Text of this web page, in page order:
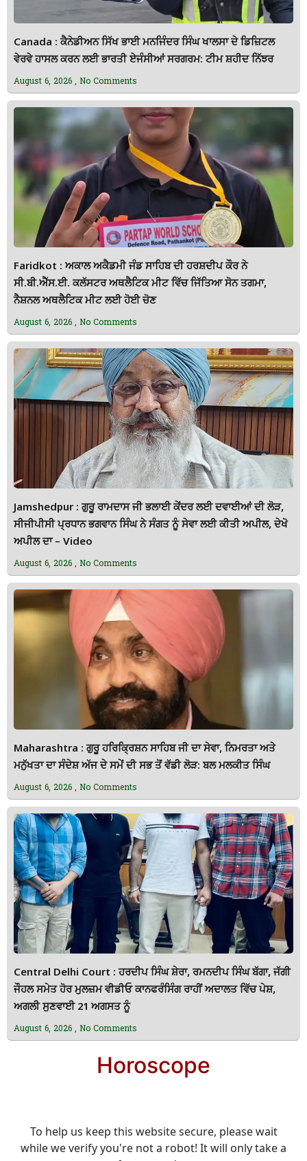
Canada : ਕੈਨੇਡੀਅਨ ਸਿੱਖ ਭਾਈ ਮਨਜਿੰਦਰ ਸਿੰਘ ਖਾਲਸਾ ਦੇ ਡਿਜ਼ਿਟਲ
ਵੇਰਵੇ ਹਾਸਲ ਕਰਨ ਲਈ ਭਾਰਤੀ ਏਜੰਸੀਆਂ ਸਰਗਰਮ: ਟੀਮ ਸ਼ਹੀਦ ਨਿੱਝਰ
August 6, 2026 No Comments
Faridkot : ਅਕਾਲ ਅਕੈਡਮੀ ਜੰਡ ਸਾਹਿਬ ਦੀ ਹਰਸ਼ਦੀਪ ਕੌਰ ਨੇ
ਸੀ.ਬੀ.ਐੱਸ.ਈ. ਕਲੱਸਟਰ ਅਥਲੈਟਿਕ ਮੀਟ ਵਿੱਚ ਜਿੱਤਿਆ ਸੋਨ ਤਗਮਾ,
ਨੈਸ਼ਨਲ ਅਥਲੈਟਿਕ ਮੀਟ ਲਈ ਹੋਈ ਚੋਣ
August 6, 2026 No Comments
Jamshedpur : ਗੁਰੂ ਰਾਮਦਾਸ ਜੀ ਭਲਾਈ ਕੇਂਦਰ ਲਈ ਦਵਾਈਆਂ ਦੀ ਲੋੜ,
ਸੀਜੀਪੀਸੀ ਪ੍ਰਧਾਨ ਭਗਵਾਨ ਸਿੰਘ ਨੇ ਸੰਗਤ ਨੂੰ ਸੇਵਾ ਲਈ ਕੀਤੀ ਅਪੀਲ, ਦੇਖੋ
ਅਪੀਲ ਦਾ – Video
August 6, 2026 No Comments
Maharashtra : ਗੁਰੂ ਹਰਿਕ੍ਰਿਸ਼ਨ ਸਾਹਿਬ ਜੀ ਦਾ ਸੇਵਾ, ਨਿਮਰਤਾ ਅਤੇ
ਮਨੁੱਖਤਾ ਦਾ ਸੰਦੇਸ਼ ਅੱਜ ਦੇ ਸਮੇਂ ਦੀ ਸਭ ਤੋਂ ਵੱਡੀ ਲੋੜ: ਬਲ ਮਲਕੀਤ ਸਿੰਘ
August 6, 2026 No Comments
Central Delhi Court : ਹਰਦੀਪ ਸਿੰਘ ਸ਼ੇਰਾ, ਰਮਨਦੀਪ ਸਿੰਘ ਬੱਗਾ, ਜੱਗੀ
ਜੌਹਲ ਸਮੇਤ ਹੋਰ ਮੁਲਜ਼ਮ ਵੀਡੀਓ ਕਾਨਫਰੰਸਿੰਗ ਰਾਹੀਂ ਅਦਾਲਤ ਵਿੱਚ ਪੇਸ਼,
ਅਗਲੀ ਸੁਣਵਾਈ 21 ਅਗਸਤ ਨੂੰ
August 6, 2026 No Comments
Horoscope